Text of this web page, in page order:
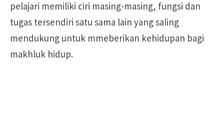
pelajari memiliki ciri masing-masing, fungsi dan
tugas tersendiri satu sama lain yang saling
mendukung untuk mmeberikan kehidupan bagi
makhluk hidup.